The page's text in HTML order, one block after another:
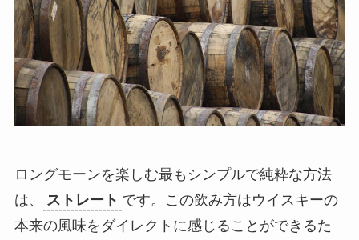
ロングモーンを楽しむ最もシンプルで純粋な方法
は、
ストレート です。この飲み方はウイスキーの
本来の風味をダイレクトに感じることができるた